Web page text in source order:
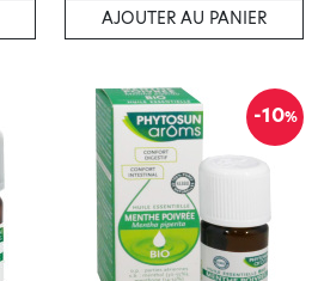
AJOUTER AU PANIER
-10%